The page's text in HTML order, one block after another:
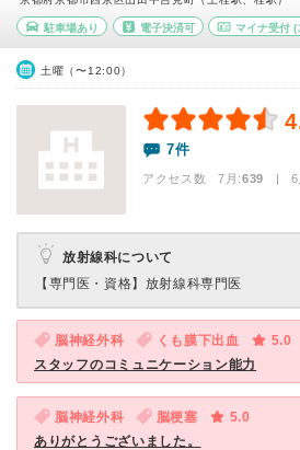
駐車場あり 電子決済可 マイナ受付 (
土曜（〜12:00）
7件
アクセス数 7月:639 | 6
放射線科について
【専門医・資格】 放射線科専門医
脳神経外科 くも膜下出血
5.0
スタッフのコミュニケーション能力
脳神経外科 脳梗塞
5.0
ありがとうございました。